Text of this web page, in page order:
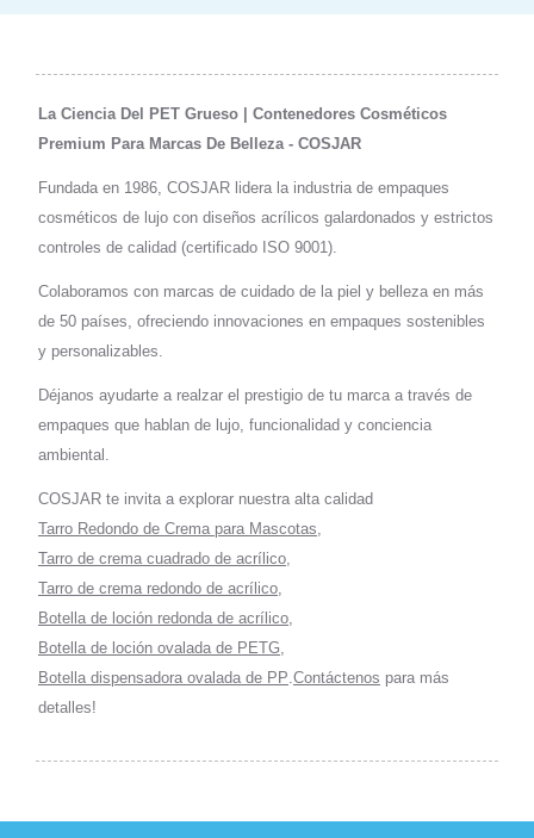
La Ciencia Del PET Grueso | Contenedores Cosméticos
Premium Para Marcas De Belleza - COSJAR
Fundada en 1986, COSJAR lidera la industria de empaques
cosméticos de lujo con diseños acrílicos galardonados y estrictos
controles de calidad (certificado ISO 9001).
Colaboramos con marcas de cuidado de la piel y belleza en más
de 50 países, ofreciendo innovaciones en empaques sostenibles
y personalizables.
Déjanos ayudarte a realzar el prestigio de tu marca a través de
empaques que hablan de lujo, funcionalidad y conciencia
ambiental.
COSJAR te invita a explorar nuestra alta calidad
Tarro Redondo de Crema para Mascotas,
Tarro de crema cuadrado de acrílico,
Tarro de crema redondo de acrílico,
Botella de loción redonda de acrílico,
Botella de loción ovalada de PETG,
Botella dispensadora ovalada de PP.Contáctenos para más
detalles!